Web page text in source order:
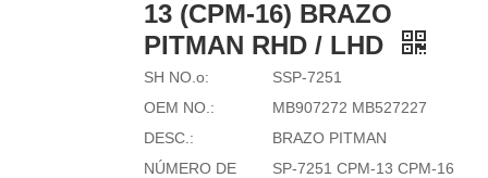
13 (CPM-16) BRAZO
PITMAN RHD / LHD
SH NO.o:
SSP-7251
OEM NO.:
MB907272 MB527227
DESC.:
BRAZO PITMAN
NÚMERO DE
SP-7251 CPM-13 CPM-16